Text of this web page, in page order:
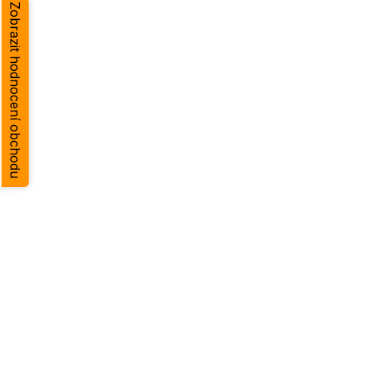
Zobrazit hodnocení obchodu